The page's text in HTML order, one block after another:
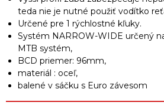
teda nie je nutné použiť vodítko
Určené pre 1 rýchlostné kľuky.
Systém NARROW-WIDE určený
MTB systém,
BCD priemer: 96mm,
materiál : oceľ,
balené v sáčku s Euro závesom